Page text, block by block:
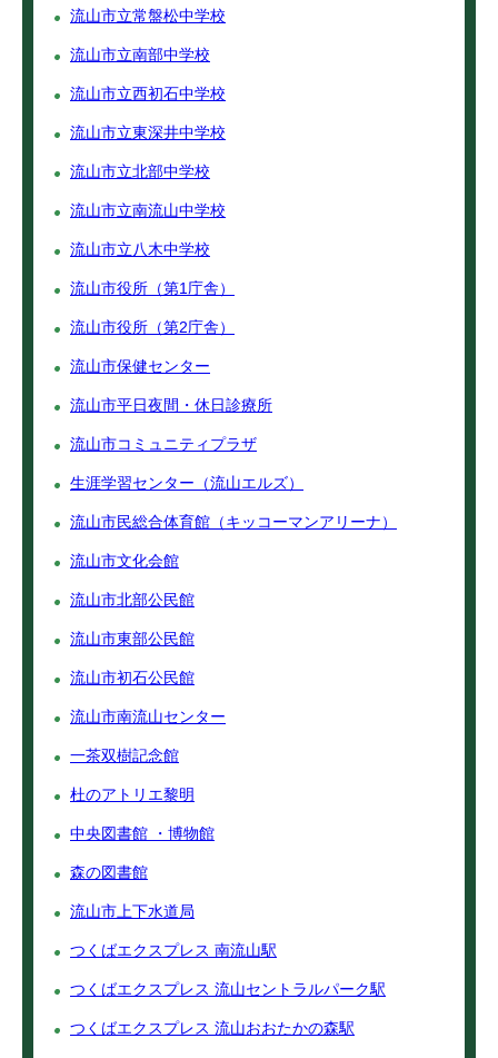
流山市立常盤松中学校
流山市立南部中学校
流山市立西初石中学校
流山市立東深井中学校
流山市立北部中学校
流山市立南流山中学校
流山市立八木中学校
流山市役所（第1庁舎）
流山市役所（第2庁舎）
流山市保健センター
流山市平日夜間・休日診療所
流山市コミュニティプラザ
生涯学習センター（流山エルズ）
流山市民総合体育館（キッコーマンアリーナ）
流山市文化会館
流山市北部公民館
流山市東部公民館
流山市初石公民館
流山市南流山センター
一茶双樹記念館
杜のアトリエ黎明
中央図書館 ・博物館
森の図書館
流山市上下水道局
つくばエクスプレス 南流山駅
つくばエクスプレス 流山セントラルパーク駅
つくばエクスプレス 流山おおたかの森駅